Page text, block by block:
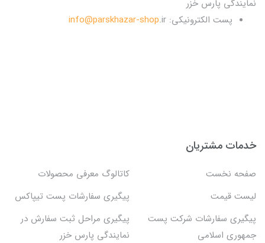
نمایندگی پارس خزر
پست الکترونیکی:
info@parskhazar-shop.ir
خدمات مشتریان
صفحه نخست
کاتالوگ معرفی محصولات
لیست قیمت
پیگیری سفارشات پست تیپاکس
پیگیری سفارشات شرکت پست
جمهوری اسلامی
پیگیری مراحل ثبت سفارش در
نمایندگی پارس خزر